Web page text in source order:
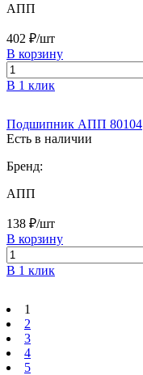
АПП
402 ₽/шт
В корзину
В 1 клик
Подшипник АПП 80104
Есть в наличии
Бренд:
АПП
138 ₽/шт
В корзину
В 1 клик
1
2
3
4
5